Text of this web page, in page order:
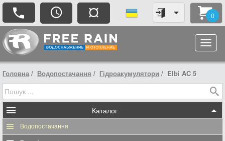
¤ 0
Головна Водопостачання Гідроакумулятори Elbi AC 5
Каталог
Водопостачання